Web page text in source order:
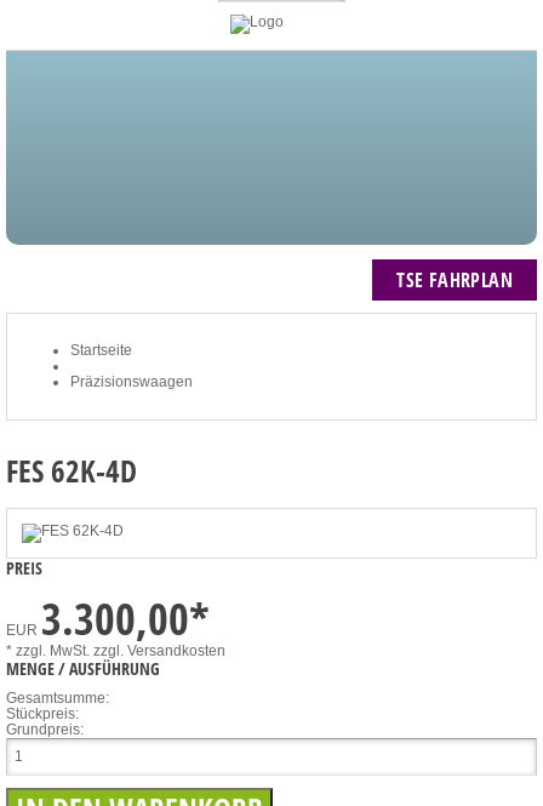
TSE FAHRPLAN
Startseite
Präzisionswaagen
FES 62K-4D
PREIS
EUR 3.300,00*
* zzgl. MwSt. zzgl. Versandkosten
MENGE / AUSFÜHRUNG
Gesamtsumme:
Stückpreis:
Grundpreis: